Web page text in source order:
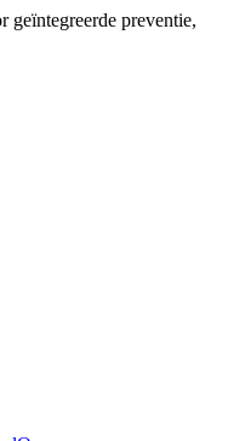
geïntegreerde preventie,